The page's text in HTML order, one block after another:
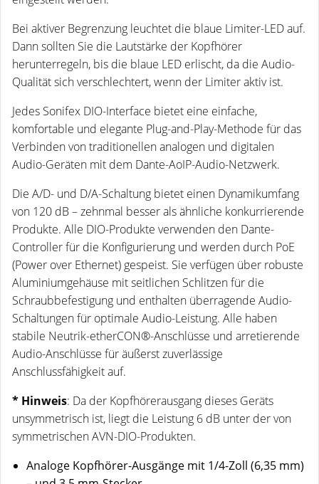
Bei aktiver Begrenzung leuchtet die blaue Limiter-LED auf.
Dann sollten Sie die Lautstärke der Kopfhörer
herunterregeln, bis die blaue LED erlischt, da die Audio-
Qualität sich verschlechtert, wenn der Limiter aktiv ist.
Jedes Sonifex DIO-Interface bietet eine einfache,
komfortable und elegante Plug-and-Play-Methode für das
Verbinden von traditionellen analogen und digitalen
Audio-Geräten mit dem Dante-AoIP-Audio-Netzwerk.
Die A/D- und D/A-Schaltung bietet einen Dynamikumfang
von 120 dB – zehnmal besser als ähnliche konkurrierende
Produkte. Alle DIO-Produkte verwenden den Dante-
Controller für die Konfigurierung und werden durch PoE
(Power over Ethernet) gespeist. Sie verfügen über robuste
Aluminiumgehäuse mit seitlichen Schlitzen für die
Schraubbefestigung und enthalten überragende Audio-
Schaltungen für optimale Audio-Leistung. Alle haben
stabile Neutrik-etherCON®-Anschlüsse und arretierende
Audio-Anschlüsse für äußerst zuverlässige
Anschlussfähigkeit auf.
* Hinweis: Da der Kopfhörerausgang dieses Geräts
unsymmetrisch ist, liegt die Leistung 6 dB unter der von
symmetrischen AVN-DIO-Produkten.
Analoge Kopfhörer-Ausgänge mit 1/4-Zoll (6,35 mm)